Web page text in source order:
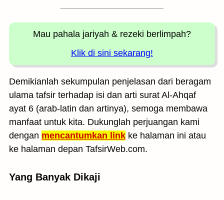
Mau pahala jariyah & rezeki berlimpah?
Klik di sini sekarang!
Demikianlah sekumpulan penjelasan dari beragam
ulama tafsir terhadap isi dan arti surat Al-Ahqaf
ayat 6 (arab-latin dan artinya), semoga membawa
manfaat untuk kita. Dukunglah perjuangan kami
dengan mencantumkan link ke halaman ini atau
ke halaman depan TafsirWeb.com.
Yang Banyak Dikaji